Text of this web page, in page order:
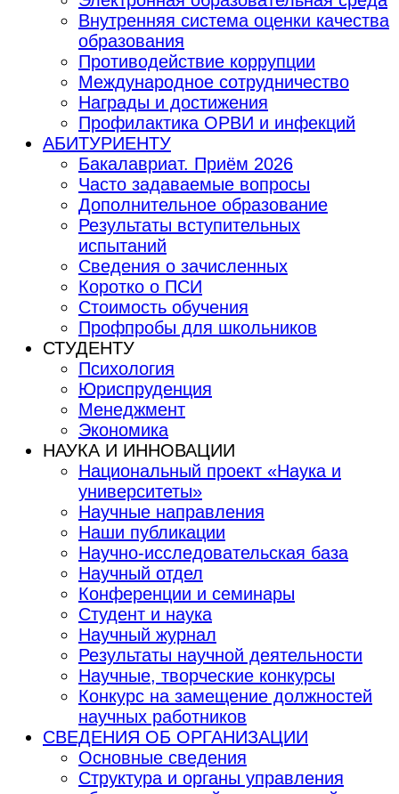
Внутренняя система оценки качества
образования
Противодействие коррупции
Международное сотрудничество
Награды и достижения
Профилактика ОРВИ и инфекций
АБИТУРИЕНТУ
Бакалавриат. Приём 2026
Часто задаваемые вопросы
Дополнительное образование
Результаты вступительных
испытаний
Сведения о зачисленных
Коротко о ПСИ
Стоимость обучения
Профпробы для школьников
СТУДЕНТУ
Психология
Юриспруденция
Менеджмент
Экономика
НАУКА И ИННОВАЦИИ
Национальный проект «Наука и
университеты»
Научные направления
Наши публикации
Научно-исследовательская база
Научный отдел
Конференции и семинары
Студент и наука
Научный журнал
Результаты научной деятельности
Научные, творческие конкурсы
Конкурс на замещение должностей
научных работников
СВЕДЕНИЯ ОБ ОРГАНИЗАЦИИ
Основные сведения
Структура и органы управления